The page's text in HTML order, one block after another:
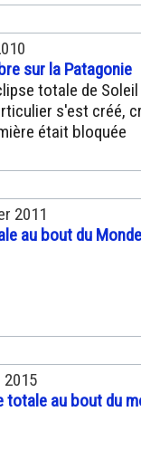
sur la Patagonie
totale de
s'est créé,
était bloquée
2011
au bout du Monde
2015
totale au bout du